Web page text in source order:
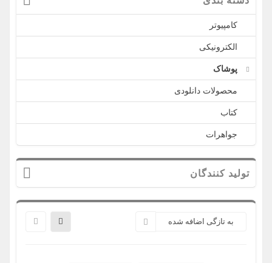
کامپیوتر
الکترونیکی
پوشاک
محصولات دانلودی
کتاب
جواهرات
تولید کنندگان
به تازگی اضافه شده